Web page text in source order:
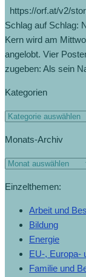
https://orf.at/v2/
Schlag auf Schlag:
Kern wird am
angelobt. Vier
zugeben: Als sein
Kategorien
Monats-Archiv
Einzelthemen:
Arbeit und
Bildung
Energie
EU-, Europa-
Familie und